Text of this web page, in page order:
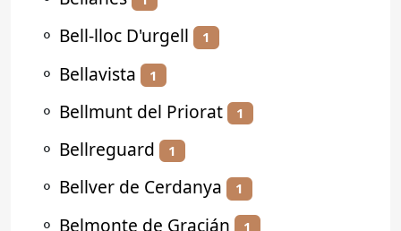
⚬ Bell-lloc D'urgell 1
⚬ Bellavista 1
⚬ Bellmunt del Priorat 1
⚬ Bellreguard 1
⚬ Bellver de Cerdanya 1
⚬ Belmonte de Gracián 1